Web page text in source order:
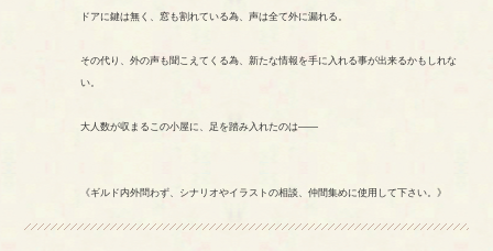
ドアに鍵は無く、窓も割れている為、声は全て外に漏れる。
その代り、外の声も聞こえてくる為、新たな情報を手に入れる事が出来るかもしれな
い。
大人数が収まるこの小屋に、足を踏み入れたのは――
《ギルド内外問わず、シナリオやイラストの相談、仲間集めに使用して下さい。》